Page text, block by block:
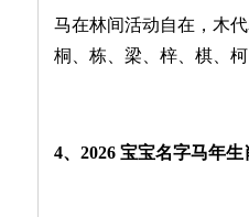
马在林间活动自在，木
桐、栋、梁、梓、棋、
4、2026 宝宝名字马年